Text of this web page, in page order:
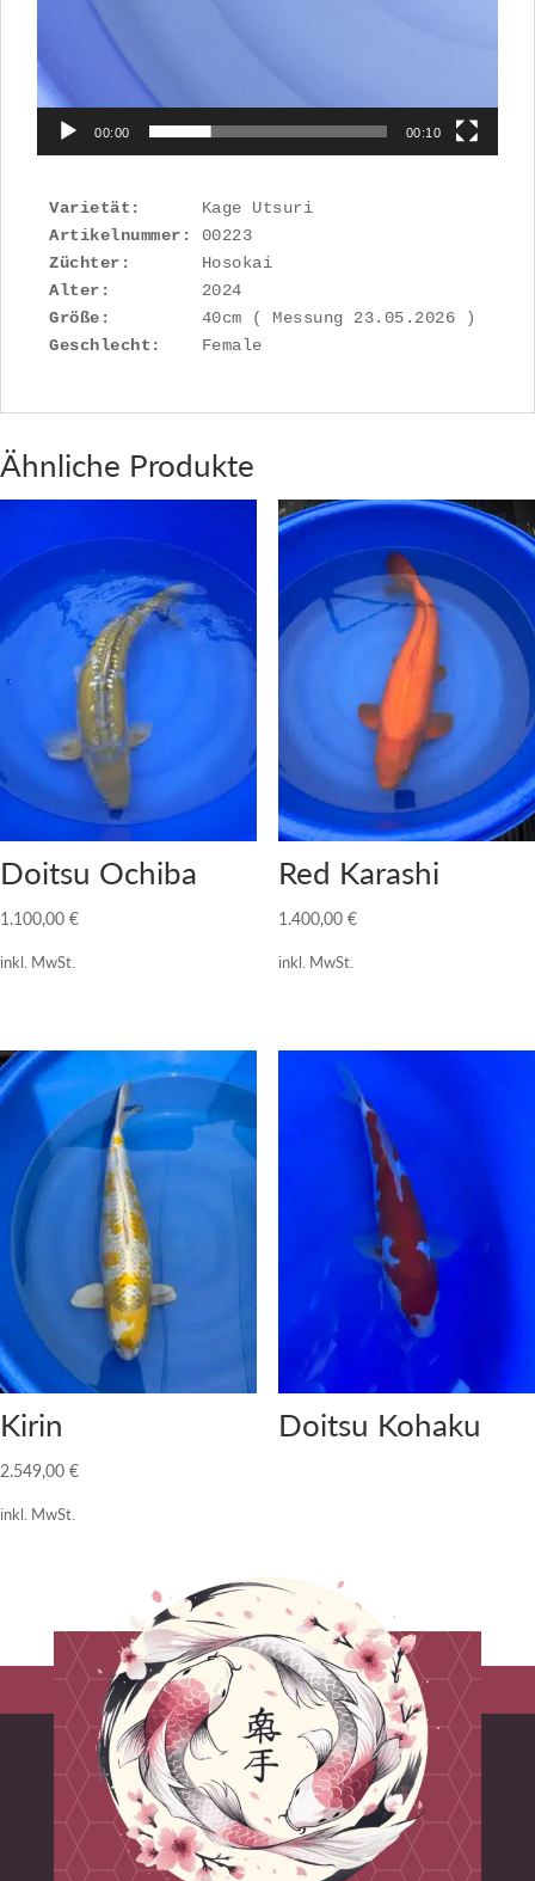
00:00 00:10
Varietät:
Artikelnummer:
Züchter:
Alter:
Größe:
Geschlecht:
    Female
Ähnliche Produkte
Doitsu Ochiba
1.100,00 €
inkl. MwSt.
Red Karashi
1.400,00 €
inkl. MwSt.
Kirin
2.549,00 €
inkl. MwSt.
Doitsu Kohaku